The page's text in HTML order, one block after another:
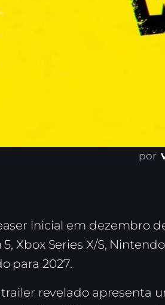
inicial em dezembro
Xbox Series X/S,
para 2027.
revelado apresenta